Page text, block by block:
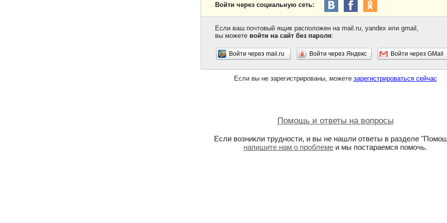
Войти через социальную сеть:
Если ваш почтовый ящик расположен на mail.ru, yandex или gmail,
вы можете войти на сайт без пароля:
Войти через mail.ru Войти через Яндекс Войти через GMail
Если вы не зарегистрированы, можете зарегистрироваться сейчас
Помощь и ответы на вопросы
Если возникли трудности, и вы не нашли ответы в разделе
напишите нам о проблеме и мы постараемся помочь.